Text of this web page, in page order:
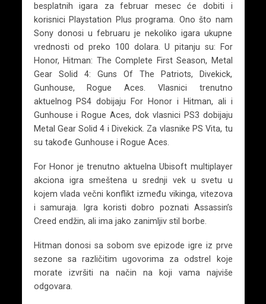
besplatnih igara za februar mesec će dobiti i
korisnici Playstation Plus programa. Ono što nam
Sony donosi u februaru je nekoliko igara ukupne
vrednosti od preko 100 dolara. U pitanju su: For
Honor, Hitman: The Complete First Season, Metal
Gear Solid 4: Guns Of The Patriots, Divekick,
Gunhouse, Rogue Aces. Vlasnici trenutno
aktuelnog PS4 dobijaju For Honor i Hitman, ali i
Gunhouse i Rogue Aces, dok vlasnici PS3 dobijaju
Metal Gear Solid 4 i Divekick. Za vlasnike PS Vita, tu
su takođe Gunhouse i Rogue Aces.
For Honor je trenutno aktuelna Ubisoft multiplayer
akciona igra smeštena u srednji vek u svetu u
kojem vlada večni konflikt između vikinga, vitezova
i samuraja. Igra koristi dobro poznati Assassin’s
Creed endžin, ali ima jako zanimljiv stil borbe.
Hitman donosi sa sobom sve epizode igre iz prve
sezone sa različitim ugovorima za odstrel koje
morate izvršiti na način na koji vama najviše
odgovara.